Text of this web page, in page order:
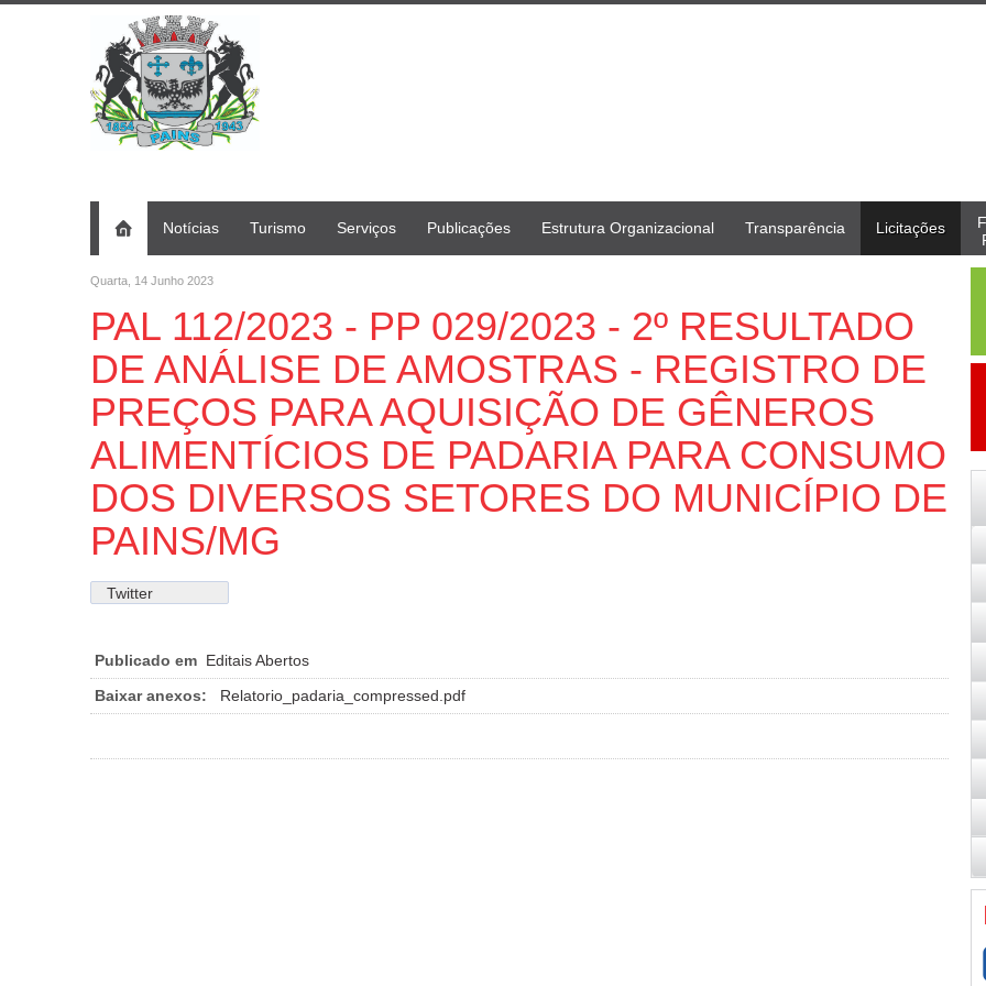
Notícias Turismo Serviços Publicações Estrutura Organizacional Transparência Licitações
Quarta, 14 Junho 2023
PAL 112/2023 - PP 029/2023 - 2º RESULTADO
DE ANÁLISE DE AMOSTRAS - REGISTRO DE
PREÇOS PARA AQUISIÇÃO DE GÊNEROS
ALIMENTÍCIOS DE PADARIA PARA CONSUMO
DOS DIVERSOS SETORES DO MUNICÍPIO DE
PAINS/MG
Twitter
Publicado em Editais Abertos
Baixar anexos:
Relatorio_padaria_compressed.pdf